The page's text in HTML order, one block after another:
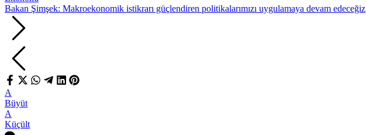
Bakan Şimşek: Makroekonomik istikrarı güçlendiren politikalarımızı uygulamaya devam edeceğiz
A
Büyüt
A
Küçült